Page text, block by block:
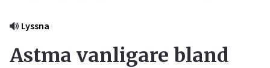
Lyssna
Astma vanligare bland